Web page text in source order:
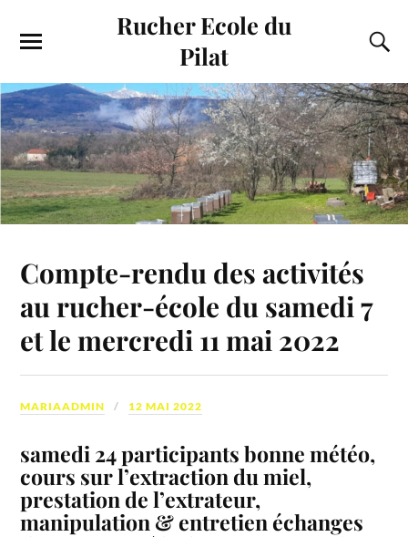
Rucher Ecole du
Pilat
Compte-rendu des activités
au rucher-école du samedi 7
et le mercredi 11 mai 2022
MARIAADMIN 12 MAI 2022
samedi 24 participants bonne météo,
cours sur l’extraction du miel,
prestation de l’extrateur,
manipulation & entretien échanges